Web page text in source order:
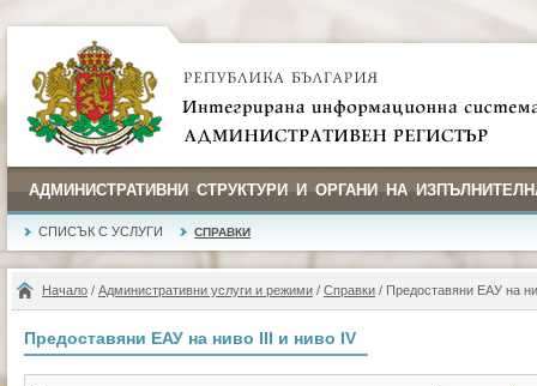
АДМИНИСТРАТИВНИ СТРУКТУРИ И ОРГАНИ НА
СПИСЪК С УСЛУГИ СПРАВКИ
Начало / Административни услуги и режими / Справки / Предоставяни ЕАУ на
Предоставяни ЕАУ на ниво III и ниво IV